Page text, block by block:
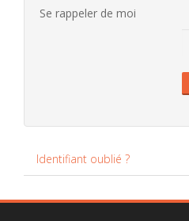
Se rappeler de moi
Identifiant oublié ?